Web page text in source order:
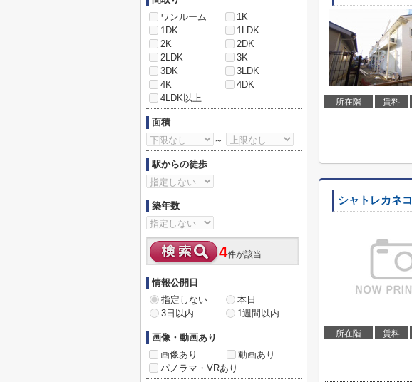
所在階 賃料
シャトレカネコI
所在階 賃料
ワンルーム
1K
1DK
1LDK
2K
2DK
2LDK
3K
3DK
3LDK
4K
4DK
4LDK以上
面積
～
駅からの徒歩
築年数
4件が該当
情報公開日
指定しない
本日
3日以内
1週間以内
画像・動画あり
画像あり
動画あり
パノラマ・VRあり